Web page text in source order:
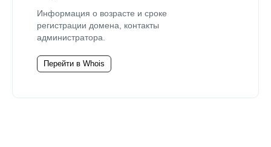
Информация о возрасте и сроке
регистрации домена, контакты
администратора.
Перейти в Whois